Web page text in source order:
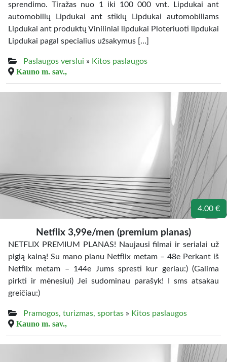
sprendimo. Tiražas nuo 1 iki 100 000 vnt. Lipdukai ant
automobilių Lipdukai ant stiklų Lipdukai automobiliams
Lipdukai ant produktų Viniliniai lipdukai Ploteriuoti lipdukai
Lipdukai pagal specialius užsakymus […]
Paslaugos verslui » Kitos paslaugos
Kauno m. sav.,
4.00 €
Netflix 3,99e/men (premium planas)
NETFLIX PREMIUM PLANAS! Naujausi filmai ir serialai už
pigią kainą! Su mano planu Netflix metam – 48e Perkant iš
Netflix metam – 144e Jums spresti kur geriau:) (Galima
pirkti ir mėnesiui) Jei sudominau parašyk! I sms atsakau
greičiau:)
Pramogos, turizmas, sportas » Kitos paslaugos
Kauno m. sav.,